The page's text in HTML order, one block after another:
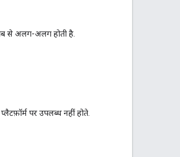
से अलग-अलग होती है.
पर उपलब्ध नहीं होते.